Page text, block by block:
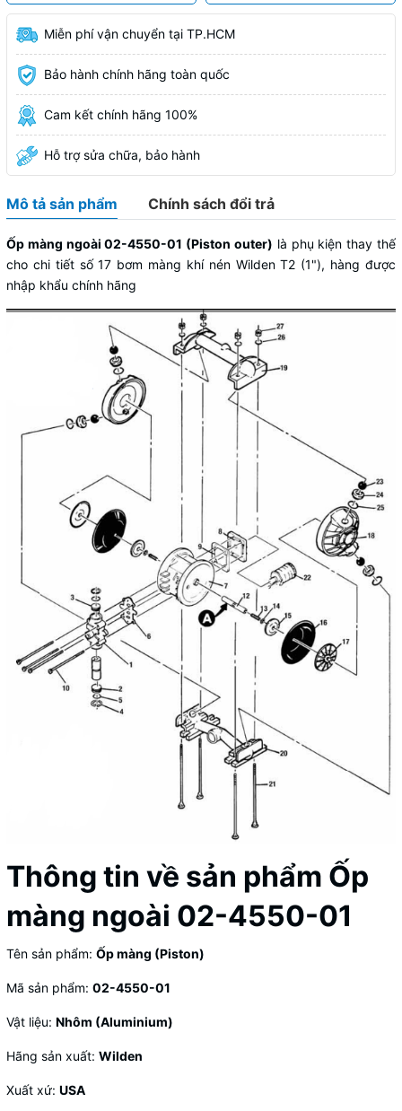
Miễn phí vận chuyển tại TP.HCM
Bảo hành chính hãng toàn quốc
Cam kết chính hãng 100%
Hỗ trợ sửa chữa, bảo hành
Mô tả sản phẩm Chính sách đổi trả
Ốp màng ngoài 02-4550-01 (Piston outer) là phụ kiện thay thế
cho chi tiết số 17 bơm màng khí nén Wilden T2 (1"), hàng được
nhập khẩu chính hãng
Thông tin về sản phẩm Ốp
màng ngoài 02-4550-01
Tên sản phẩm: Ốp màng (Piston)
Mã sản phẩm: 02-4550-01
Vật liệu: Nhôm (Aluminium)
Hãng sản xuất: Wilden
Xuất xứ: USA